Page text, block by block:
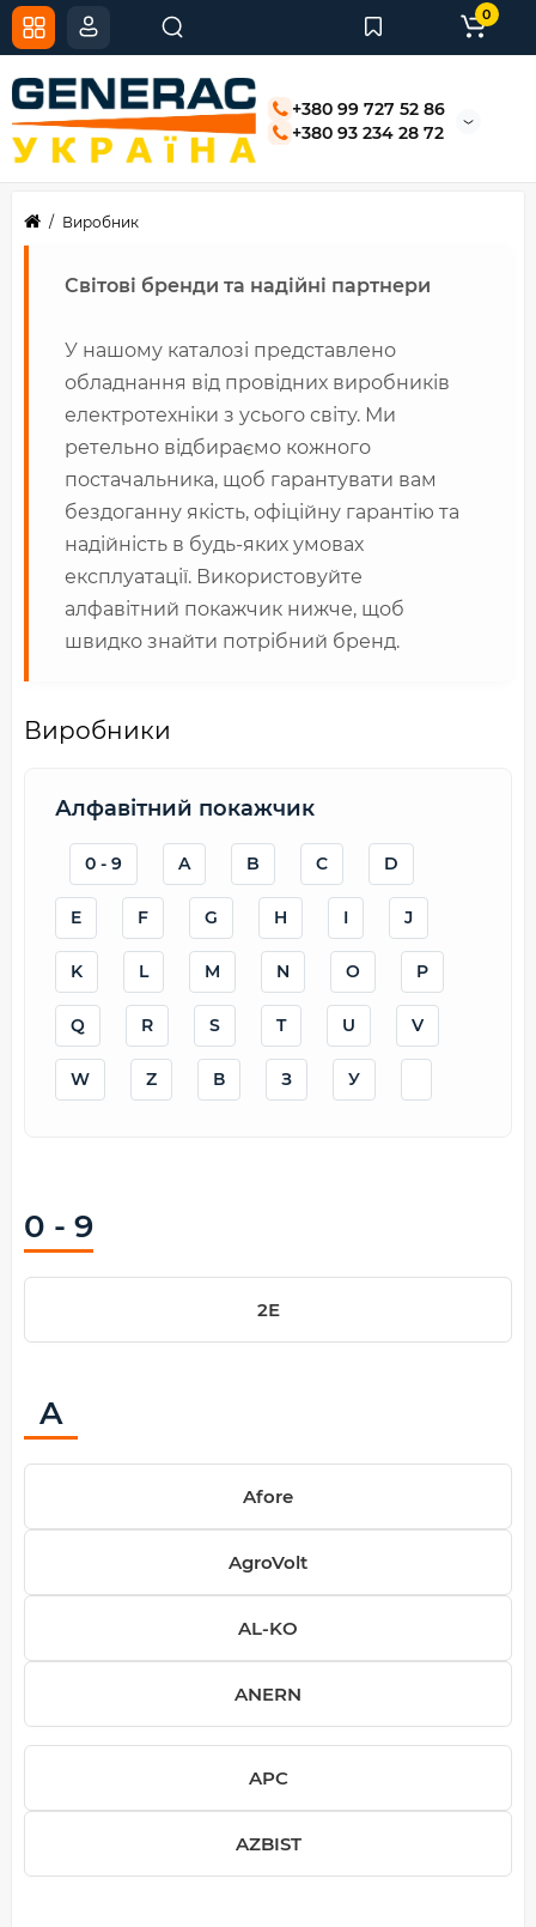
+380 99 727 52 86
+380 93 234 28 72
0
Виробник
Світові бренди та надійні партнери
У нашому каталозі представлено
обладнання від провідних виробників
електротехніки з усього світу. Ми
ретельно відбираємо кожного
постачальника, щоб гарантувати вам
бездоганну якість, офіційну гарантію та
надійність в будь-яких умовах
експлуатації. Використовуйте
алфавітний покажчик нижче, щоб
швидко знайти потрібний бренд.
Виробники
Алфавітний покажчик
0 - 9 A B C D
E F G H I J
K L M N O P
Q R S T U V
W Z В З У
0 - 9
2Е
A
Afore
AgroVolt
AL-KO
ANERN
APC
AZBIST